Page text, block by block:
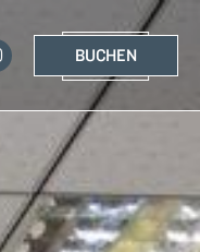
BUCHEN